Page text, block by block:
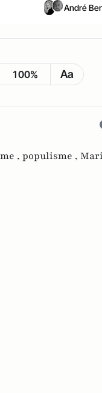
André
100% Aa
, populisme ,